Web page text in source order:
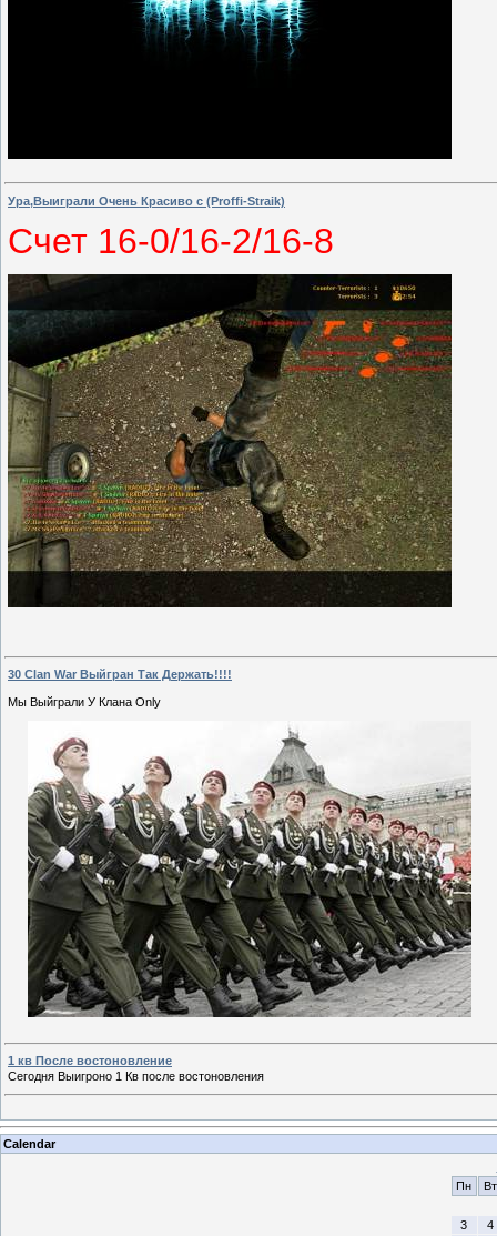
Ура,Выиграли Очень Красиво с (Proffi-Straik)
Счет 16-0/16-2/16-8
30 Clan War Выйгран Так Держать!!!!
Мы Выйграли У Клана Only
1 кв После востоновление
Сегодня Выигроно 1 Кв после востоновления
Calendar
Пн
Вт
3
4